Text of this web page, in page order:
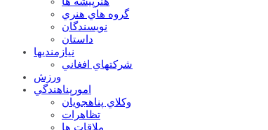
گروه هاي هنري
نويسندگان
داستان
نيازمنديها
شرکتهاي افغاني
ورزش
امورپناهندگي
وکلاي پناهجويان
تظاهرات
ملاقات ها